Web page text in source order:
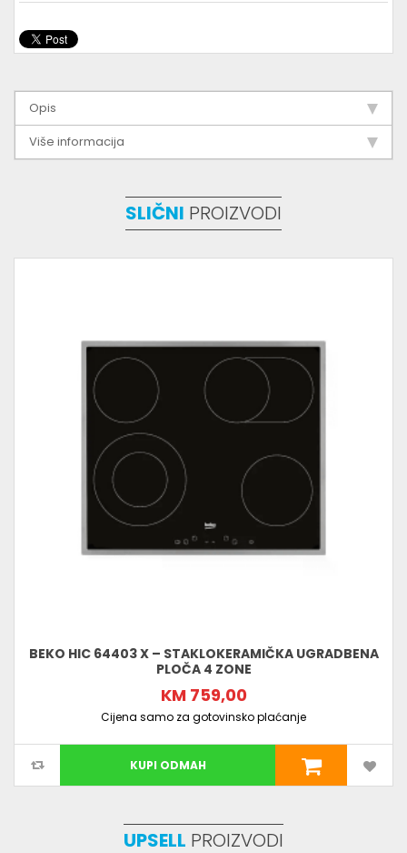
Opis
Više informacija
SLIČNI PROIZVODI
BEKO HIC 64403 X – STAKLOKERAMIČKA UGRADBENA
PLOČA 4 ZONE
KM 759,00
Cijena samo za gotovinsko plaćanje
KUPI ODMAH
UPSELL PROIZVODI